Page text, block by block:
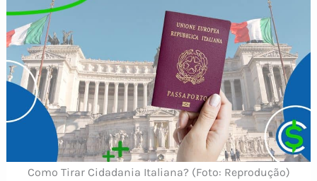
Como Tirar Cidadania Italiana? (Foto: Reprodução)